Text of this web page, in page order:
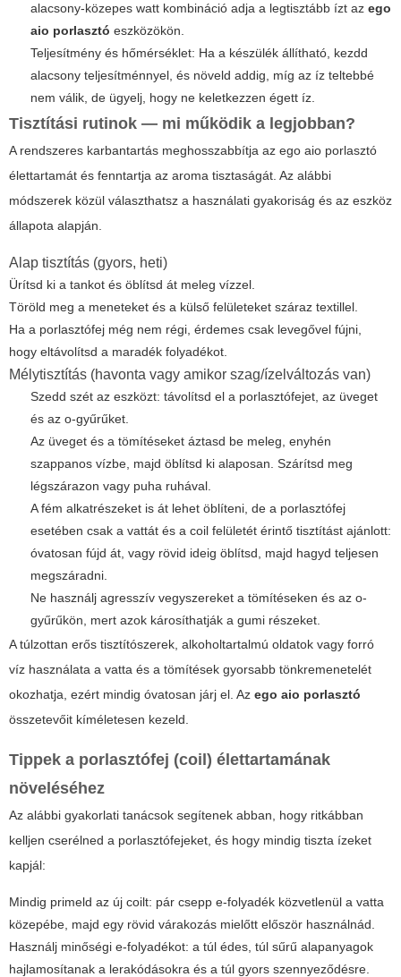
alacsony-közepes watt kombináció adja a legtisztább ízt az ego
aio porlasztó eszközökön.
Teljesítmény és hőmérséklet: Ha a készülék állítható, kezdd
alacsony teljesítménnyel, és növeld addig, míg az íz teltebbé
nem válik, de ügyelj, hogy ne keletkezzen égett íz.
Tisztítási rutinok — mi működik a legjobban?
A rendszeres karbantartás meghosszabbítja az ego aio porlasztó
élettartamát és fenntartja az aroma tisztaságát. Az alábbi
módszerek közül választhatsz a használati gyakoriság és az eszköz
állapota alapján.
Alap tisztítás (gyors, heti)
Ürítsd ki a tankot és öblítsd át meleg vízzel.
Töröld meg a meneteket és a külső felületeket száraz textillel.
Ha a porlasztófej még nem régi, érdemes csak levegővel fújni,
hogy eltávolítsd a maradék folyadékot.
Mélytisztítás (havonta vagy amikor szag/ízelváltozás van)
Szedd szét az eszközt: távolítsd el a porlasztófejet, az üveget
és az o-gyűrűket.
Az üveget és a tömítéseket áztasd be meleg, enyhén
szappanos vízbe, majd öblítsd ki alaposan. Szárítsd meg
légszárazon vagy puha ruhával.
A fém alkatrészeket is át lehet öblíteni, de a porlasztófej
esetében csak a vattát és a coil felületét érintő tisztítást ajánlott:
óvatosan fújd át, vagy rövid ideig öblítsd, majd hagyd teljesen
megszáradni.
Ne használj agresszív vegyszereket a tömítéseken és az o-
gyűrűkön, mert azok károsíthatják a gumi részeket.
A túlzottan erős tisztítószerek, alkoholtartalmú oldatok vagy forró
víz használata a vatta és a tömítések gyorsabb tönkremenetelét
okozhatja, ezért mindig óvatosan járj el. Az ego aio porlasztó
összetevőit kíméletesen kezeld.
Tippek a porlasztófej (coil) élettartamának
növeléséhez
Az alábbi gyakorlati tanácsok segítenek abban, hogy ritkábban
kelljen cserélned a porlasztófejeket, és hogy mindig tiszta ízeket
kapjál:
Mindig primeld az új coilt: pár csepp e-folyadék közvetlenül a vatta
közepébe, majd egy rövid várakozás mielőtt először használnád.
Használj minőségi e-folyadékot: a túl édes, túl sűrű alapanyagok
hajlamosítanak a lerakódásokra és a túl gyors szennyeződésre.